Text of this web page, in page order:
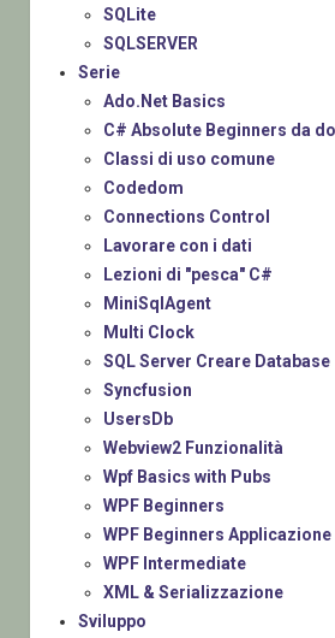
SQLite
SQLSERVER
Serie
Ado.Net Basics
C# Absolute Beginners da
Classi di uso comune
Codedom
Connections Control
Lavorare con i dati
Lezioni di "pesca" C#
MiniSqlAgent
Multi Clock
SQL Server Creare Database
Syncfusion
UsersDb
Webview2 Funzionalità
Wpf Basics with Pubs
WPF Beginners
WPF Beginners Applicazione
WPF Intermediate
XML & Serializzazione
Sviluppo